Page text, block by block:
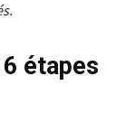
étapes